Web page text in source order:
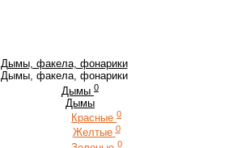
Дымы, факела, фонарики
Дымы, факела, фонарики
Дымы 0
Дымы
Красные 0
Желтые 0
0